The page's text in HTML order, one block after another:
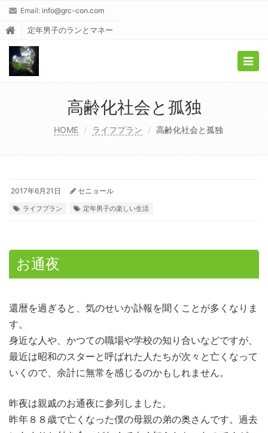
Email: info@grc-con.com
定年男子のランとマネー
高齢化社会と孤独
HOME ライフプラン 高齢化社会と孤独
2017年6月21日 セニョール
ライフプラン 定年男子の楽しい生活
お通夜
還暦を過ぎると、気のせいか訃報を聞くことが多くなりま
す。
身近な人や、かつての職場や学校の知り合いなどですが、
最近は昭和のスターと呼ばれた人たちが次々と亡くなって
いくので、余計に無常を感じるのかもしれません。
昨夜は親戚のお通夜に参列しました。
昨年８８歳で亡くなった僕の母親の弟の奥さんです。過去